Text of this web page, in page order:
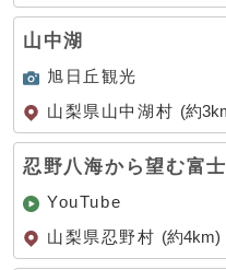
山中湖
旭日丘観光
山梨県山中湖村 (約
忍野八海から望む富
YouTube
山梨県忍野村 (約4km)